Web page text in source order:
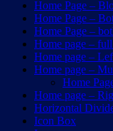
Home Page –
Home Page –
Home Page –
Home page –
Home page –
Home page –
Home
Home page –
Horizontal
Icon Box